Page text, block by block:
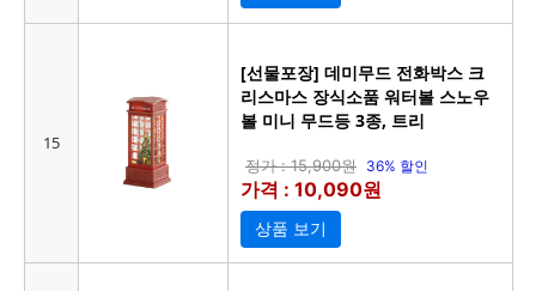
15
[선물포장] 데미무드 전화박스 크
리스마스 장식소품 워터볼 스노우
볼 미니 무드등 3종, 트리
정가 : 15,900원 36% 할인
가격 : 10,090원
상품 보기